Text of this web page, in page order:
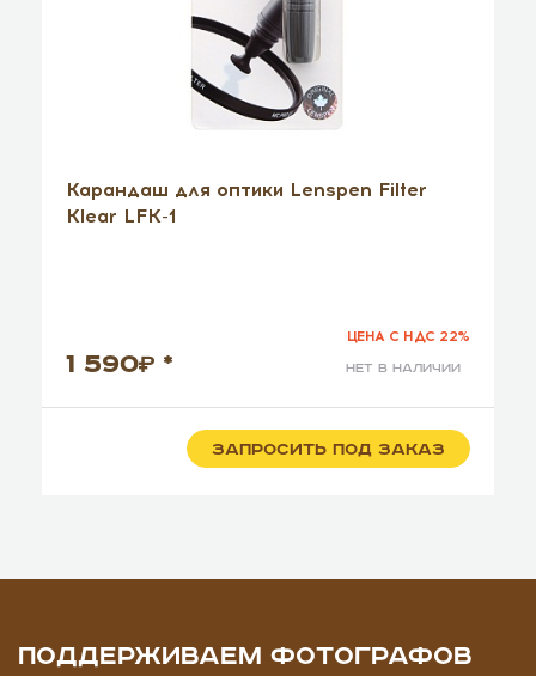
Карандаш для оптики Lenspen Filter
Klear LFK-1
1 590 * нет в наличии
ЦЕНА С НДС 22%
ЗАПРОСИТЬ ПОД ЗАКАЗ
ПОДДЕРЖИВАЕМ ФОТОГРАФОВ